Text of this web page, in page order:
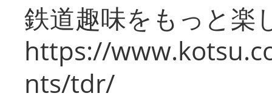
鉄道趣味をもっと楽
https://
nts/tdr/